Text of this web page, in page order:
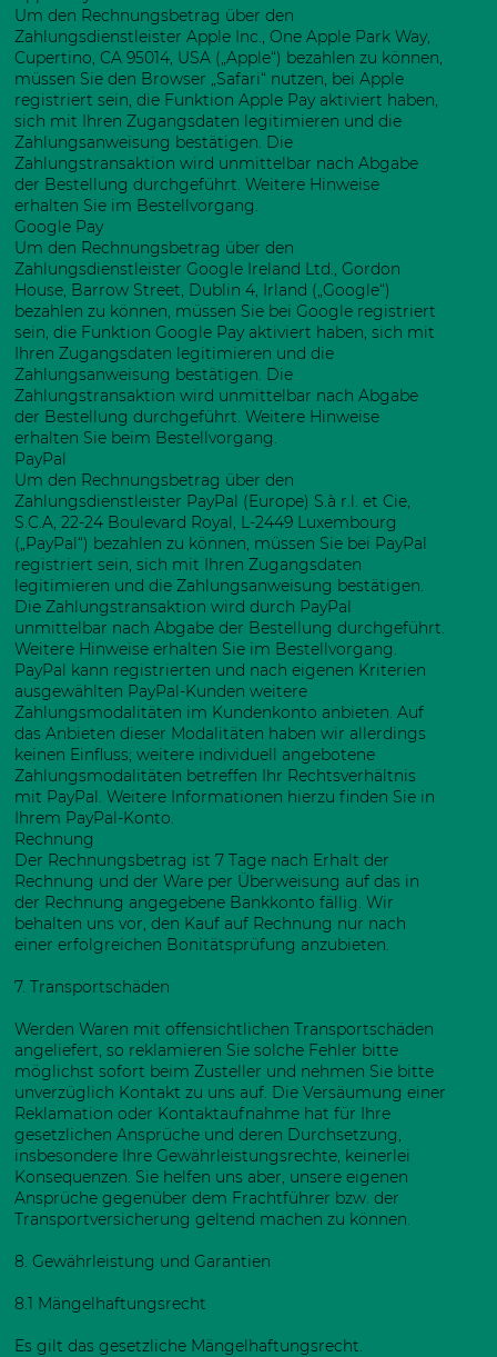
Um den Rechnungsbetrag über den
Zahlungsdienstleister Apple Inc., One Apple Park Way,
Cupertino, CA 95014, USA („Apple“) bezahlen zu können,
müssen Sie den Browser „Safari“ nutzen, bei Apple
registriert sein, die Funktion Apple Pay aktiviert haben,
sich mit Ihren Zugangsdaten legitimieren und die
Zahlungsanweisung bestätigen. Die
Zahlungstransaktion wird unmittelbar nach Abgabe
der Bestellung durchgeführt. Weitere Hinweise
erhalten Sie im Bestellvorgang.
Google Pay
Um den Rechnungsbetrag über den
Zahlungsdienstleister Google Ireland Ltd., Gordon
House, Barrow Street, Dublin 4, Irland („Google“)
bezahlen zu können, müssen Sie bei Google registriert
sein, die Funktion Google Pay aktiviert haben, sich mit
Ihren Zugangsdaten legitimieren und die
Zahlungsanweisung bestätigen. Die
Zahlungstransaktion wird unmittelbar nach Abgabe
der Bestellung durchgeführt. Weitere Hinweise
erhalten Sie beim Bestellvorgang.
PayPal
Um den Rechnungsbetrag über den
Zahlungsdienstleister PayPal (Europe) S.à r.l. et Cie,
S.C.A, 22-24 Boulevard Royal, L-2449 Luxembourg
(„PayPal“) bezahlen zu können, müssen Sie bei PayPal
registriert sein, sich mit Ihren Zugangsdaten
legitimieren und die Zahlungsanweisung bestätigen.
Die Zahlungstransaktion wird durch PayPal
unmittelbar nach Abgabe der Bestellung durchgeführt.
Weitere Hinweise erhalten Sie im Bestellvorgang.
PayPal kann registrierten und nach eigenen Kriterien
ausgewählten PayPal-Kunden weitere
Zahlungsmodalitäten im Kundenkonto anbieten. Auf
das Anbieten dieser Modalitäten haben wir allerdings
keinen Einfluss; weitere individuell angebotene
Zahlungsmodalitäten betreffen Ihr Rechtsverhältnis
mit PayPal. Weitere Informationen hierzu finden Sie in
Ihrem PayPal-Konto.
Rechnung
Der Rechnungsbetrag ist 7 Tage nach Erhalt der
Rechnung und der Ware per Überweisung auf das in
der Rechnung angegebene Bankkonto fällig. Wir
behalten uns vor, den Kauf auf Rechnung nur nach
einer erfolgreichen Bonitätsprüfung anzubieten.
7. Transportschäden​​​​​​​
Werden Waren mit offensichtlichen Transportschäden
angeliefert, so reklamieren Sie solche Fehler bitte
möglichst sofort beim Zusteller und nehmen Sie bitte
unverzüglich Kontakt zu uns auf. Die Versäumung einer
Reklamation oder Kontaktaufnahme hat für Ihre
gesetzlichen Ansprüche und deren Durchsetzung,
insbesondere Ihre Gewährleistungsrechte, keinerlei
Konsequenzen. Sie helfen uns aber, unsere eigenen
Ansprüche gegenüber dem Frachtführer bzw. der
Transportversicherung geltend machen zu können.
8. Gewährleistung und Garantien​​​​​​​
8.1 Mängelhaftungsrecht
Es gilt das gesetzliche Mängelhaftungsrecht.